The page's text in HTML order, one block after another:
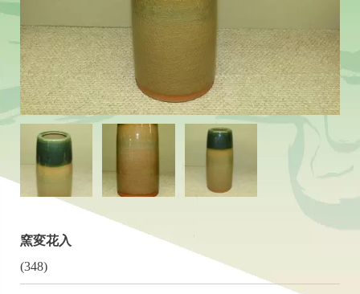
窯変花入
(348)